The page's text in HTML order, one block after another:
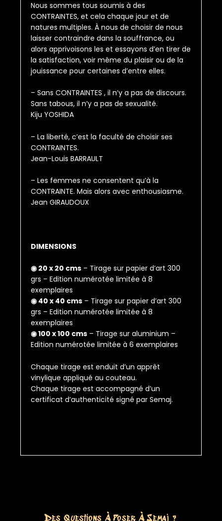
Nous sommes tous soumis à des
CONTRAINTES, et cela chaque jour et de
natures multiples. À nous de choisir de nous
laisser contraindre dans la souffrance, ou
alors apprivoisons les et essayons d’en tirer de
la satisfaction, voir même du plaisir ou de la
jouissance pour certaines d’entre elles.
– Sans CONTRAINTES , il n’y a pas de discours.
Sans tabous, il n’y a pas de sexualité.
Kiju YOSHIDA
– La liberté, c’est la faculté de choisir ses
CONTRAINTES.
Jean-Louis BARRAULT
– Les femmes ne consentent qu’à la
CONTRAINTE. Mais alors avec enthousiasme.
Jean GIRAUDOUX
DIMENSIONS
◉ 20 x 20 cms – Tirage sur papier d’art 300
grs – Edition numérotée limitée à 8
exemplaires
◉ 40 x 40 cms – Tirage sur papier d’art 300
grs – Edition numérotée limitée à 8
exemplaires
◉ 100 x 100 cms – Tirage sur aluminium –
Edition numérotée limitée à 6 exemplaires
Chaque tirage est enduit d’un apprêt
vinylique appliqué au couteau.
Chaque tirage est accompagné d’un
certificat d’authenticité signé par Semaj.